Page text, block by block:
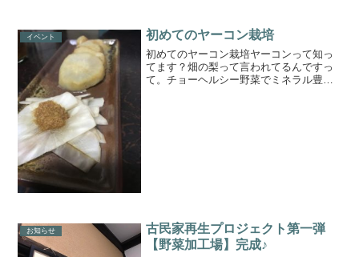
イベント 初めてのヤーコン栽培
初めてのヤーコン栽培ヤーコンって知っ
てます？畑の梨って言われてるんですっ
て。チョーヘルシー野菜でミネラル豊富
お知らせ
古民家再生プロジェクト第一弾
【野菜加工場】完成♪